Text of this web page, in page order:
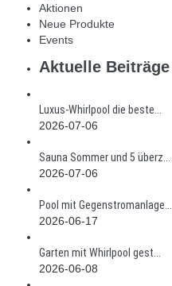
Aktionen
Neue Produkte
Events
Aktuelle Beiträge
Luxus-Whirlpool die beste...
2026-07-06
Sauna Sommer und 5 überz...
2026-07-06
Pool mit Gegenstromanlage...
2026-06-17
Garten mit Whirlpool gest...
2026-06-08